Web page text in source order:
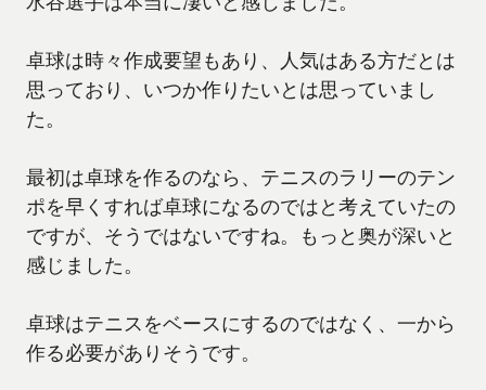
卓球は時々作成要望もあり、人気はある方だとは
思っており、いつか作りたいとは思っていまし
た。
最初は卓球を作るのなら、テニスのラリーのテン
ポを早くすれば卓球になるのではと考えていたの
ですが、そうではないですね。もっと奥が深いと
感じました。
卓球はテニスをベースにするのではなく、一から
作る必要がありそうです。